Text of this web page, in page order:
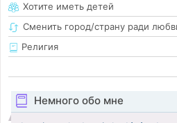
Хотите иметь детей
Сменить город/страну ради
Религия
Немного обо мне